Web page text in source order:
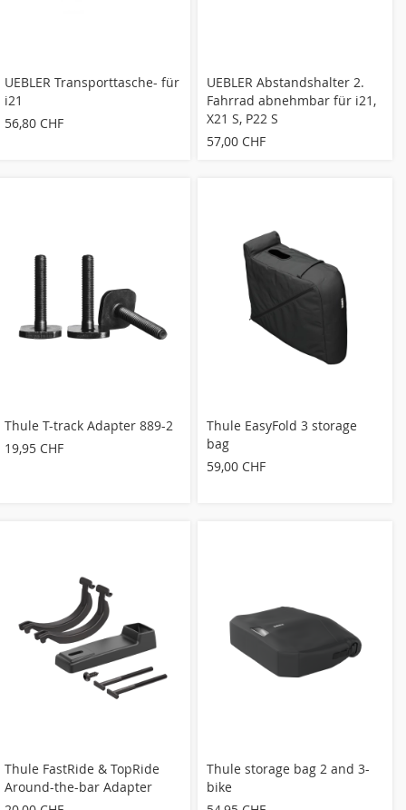
UEBLER Transporttasche- für
i21
56,80 CHF
UEBLER Abstandshalter 2.
Fahrrad abnehmbar für i21,
X21 S, P22 S
57,00 CHF
Thule T-track Adapter 889-2
19,95 CHF
Thule EasyFold 3 storage
bag
59,00 CHF
Thule FastRide & TopRide
Around-the-bar Adapter
Thule storage bag 2 and 3-
bike